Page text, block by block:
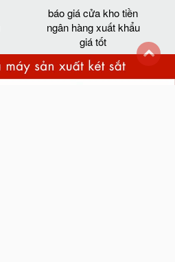
báo giá cửa kho tiền
ngân hàng xuất khẩu
giá tốt
back